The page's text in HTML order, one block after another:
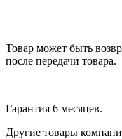
Товар может быть
после передачи товара.
Гарантия 6 месяцев.
Другие товары